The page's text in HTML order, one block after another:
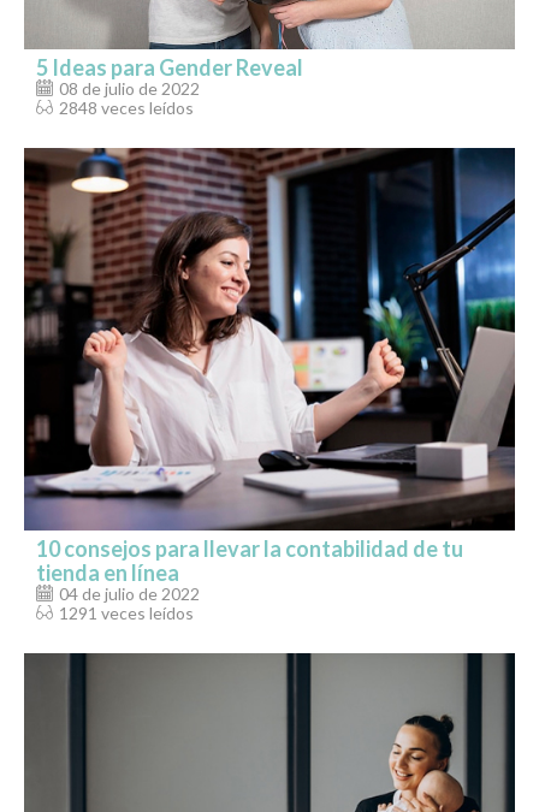
5 Ideas para Gender Reveal
08 de julio de 2022
2848 veces leídos
10 consejos para llevar la contabilidad de tu
tienda en línea
04 de julio de 2022
1291 veces leídos